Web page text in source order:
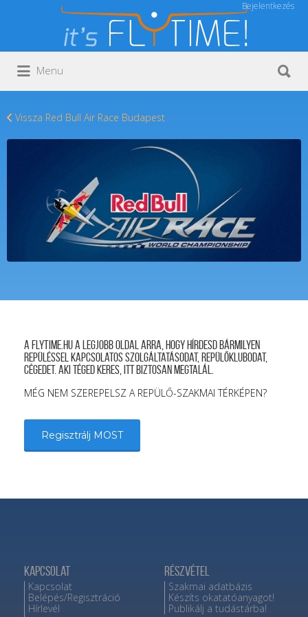
Bejelentkezés
Keresés:
Menu
Vissza Red Bull Air Race Budapest
A FLYTIME.HU a legjobb oldal arra, hogy hírdesd bármilyen
repüléssel kapcsolatos szolgáltatásodat, repülőklubodat,
cégedet. Aki téged keres, itt biztosan megtalál.
MÉG NEM SZEREPELSZ A REPÜLŐ-SZAKMAI TÉRKÉPEN?
Regisztrálj MOST
Kapcsolat
Kapcsolat
Belépés/Regisztráció
Hírlevél
Részvétel
Szakmai adatbázis
Készíts okatatóanyagot!
Publikálj a tudástárba!